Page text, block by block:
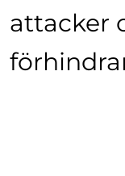
attacker